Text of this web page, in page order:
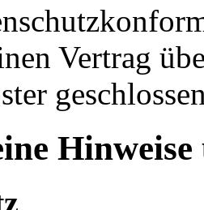
Vertrag